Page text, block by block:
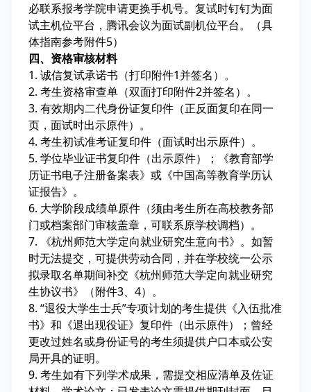
必联系报考学院申请更换手机号。复试时钉钉为面
试主机位平台，腾讯会议为面试副机位平台。（具
体指南参考附件5）
四、资格审核材料
1. 诚信复试承诺书（打印附件1并签名）。
2. 考生资格审查单（双面打印附件2并签名）。
3. 有效期内二代身份证复印件（正反面复印在同一
页，面试时出示原件）。
4. 考生初试准考证复印件（面试时出示原件）。
5. 学位毕业证书复印件（出示原件）；《教育部学
历证书电子注册备案表》或《中国高等教育学历认
证报告》。
6. 大学阶段成绩单原件（须由考生所在高校教务部
门或档案部门审核盖章，可联系原学校调档）。
7. 《杭州师范大学定向就业研究生意向书》。如暂
时无法提交，可提供劳动合同，并在学校统一公示
拟录取名单期间补交《杭州师范大学定向就业研究
生协议书》（附件3、4）。
8. “退役大学生士兵”专项计划的考生提供《入伍批准
书》和《退出现役证》复印件（出示原件）；曾经
更改过姓名或身份证号的考生须提供户口本或公安
局开具的证明。
9. 考生如有下列学术成果，需提交相应清单及佐证